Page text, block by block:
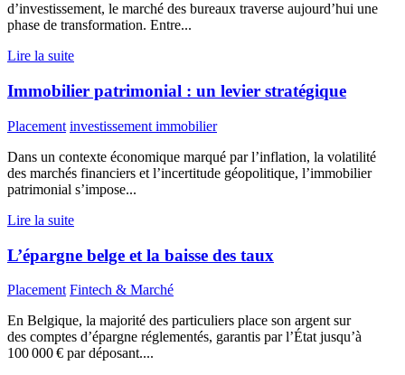
d’investissement, le marché des bureaux traverse aujourd’hui une
phase de transformation. Entre...
Lire la suite
Immobilier patrimonial : un levier stratégique
Placement investissement immobilier
Dans un contexte économique marqué par l’inflation, la volatilité
des marchés financiers et l’incertitude géopolitique, l’immobilier
patrimonial s’impose...
Lire la suite
L’épargne belge et la baisse des taux
Placement Fintech & Marché
En Belgique, la majorité des particuliers place son argent sur
des comptes d’épargne réglementés, garantis par l’État jusqu’à
100 000 € par déposant....